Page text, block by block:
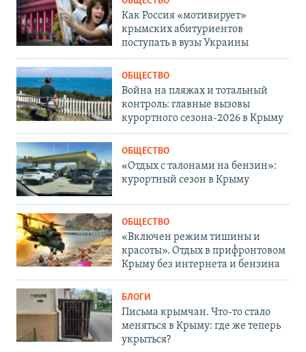
Как Россия «мотивирует»
крымских абитуриентов
поступать в вузы Украины
ОБЩЕСТВО
Война на пляжах и тотальный
контроль: главные вызовы
курортного сезона-2026 в Крыму
ОБЩЕСТВО
«Отдых с талонами на бензин»:
курортный сезон в Крыму
ОБЩЕСТВО
«Включен режим тишины и
красоты». Отдых в прифронтовом
Крыму без интернета и бензина
БЛОГИ
Письма крымчан. Что-то стало
меняться в Крыму: где же теперь
укрыться?